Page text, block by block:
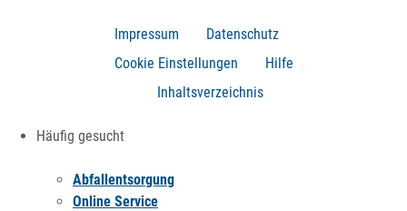
Impressum
Datenschutz
Cookie Einstellungen
Hilfe
Inhaltsverzeichnis
Häufig gesucht
Abfallentsorgung
Online Service